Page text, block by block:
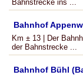
Bahnstrecke ins ...
Bahnhof
Km ± 13 | Der
der Bahnstrecke ...
Bahnhof Bühl